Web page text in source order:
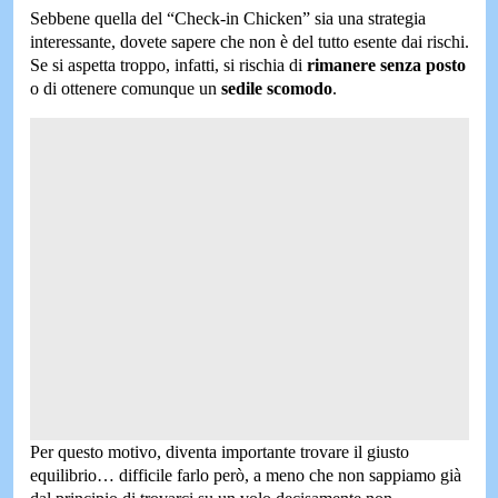
Sebbene quella del “Check-in Chicken” sia una strategia
interessante, dovete sapere che non è del tutto esente dai rischi.
Se si aspetta troppo, infatti, si rischia di rimanere senza posto
o di ottenere comunque un sedile scomodo.
Per questo motivo, diventa importante trovare il giusto
equilibrio… difficile farlo però, a meno che non sappiamo già